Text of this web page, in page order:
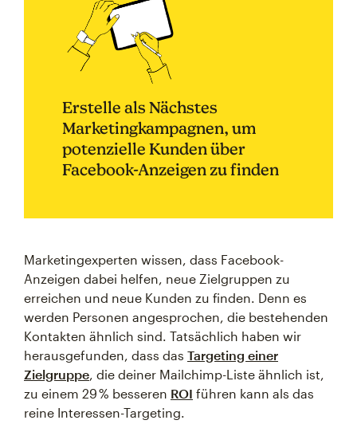
Erstelle als Nächstes
Marketingkampagnen, um
potenzielle Kunden über
Facebook-Anzeigen zu finden
Marketingexperten wissen, dass Facebook-
Anzeigen dabei helfen, neue Zielgruppen zu
erreichen und neue Kunden zu finden. Denn es
werden Personen angesprochen, die bestehenden
Kontakten ähnlich sind. Tatsächlich haben wir
herausgefunden, dass das Targeting einer
Zielgruppe, die deiner Mailchimp-Liste ähnlich ist,
zu einem 29 % besseren ROI führen kann als das
reine Interessen-Targeting.